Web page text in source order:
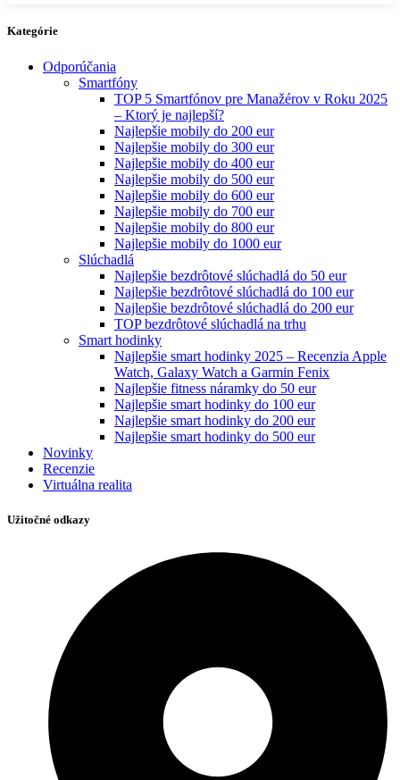
Kategórie
Odporúčania
Smartfóny
TOP 5 Smartfónov pre Manažérov v Roku 2025
– Ktorý je najlepší?
Najlepšie mobily do 200 eur
Najlepšie mobily do 300 eur
Najlepšie mobily do 400 eur
Najlepšie mobily do 500 eur
Najlepšie mobily do 600 eur
Najlepšie mobily do 700 eur
Najlepšie mobily do 800 eur
Najlepšie mobily do 1000 eur
Slúchadlá
Najlepšie bezdrôtové slúchadlá do 50 eur
Najlepšie bezdrôtové slúchadlá do 100 eur
Najlepšie bezdrôtové slúchadlá do 200 eur
TOP bezdrôtové slúchadlá na trhu
Smart hodinky
Najlepšie smart hodinky 2025 – Recenzia Apple
Watch, Galaxy Watch a Garmin Fenix
Najlepšie fitness náramky do 50 eur
Najlepšie smart hodinky do 100 eur
Najlepšie smart hodinky do 200 eur
Najlepšie smart hodinky do 500 eur
Novinky
Recenzie
Virtuálna realita
Užitočné odkazy